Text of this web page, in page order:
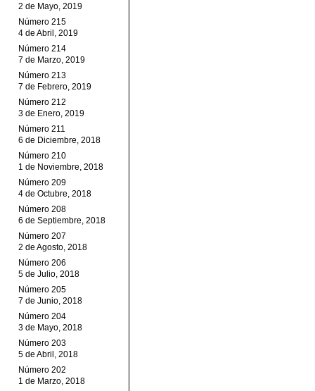
2 de Mayo, 2019
Número 215
4 de Abril, 2019
Número 214
7 de Marzo, 2019
Número 213
7 de Febrero, 2019
Número 212
3 de Enero, 2019
Número 211
6 de Diciembre, 2018
Número 210
1 de Noviembre, 2018
Número 209
4 de Octubre, 2018
Número 208
6 de Septiembre, 2018
Número 207
2 de Agosto, 2018
Número 206
5 de Julio, 2018
Número 205
7 de Junio, 2018
Número 204
3 de Mayo, 2018
Número 203
5 de Abril, 2018
Número 202
1 de Marzo, 2018